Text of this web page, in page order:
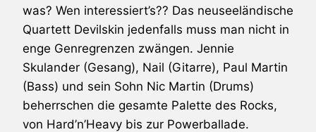
was? Wen interessiert’s?? Das neuseeländische
Quartett Devilskin jedenfalls muss man nicht in
enge Genregrenzen zwängen. Jennie
Skulander (Gesang), Nail (Gitarre), Paul Martin
(Bass) und sein Sohn Nic Martin (Drums)
beherrschen die gesamte Palette des Rocks,
von Hard’n’Heavy bis zur Powerballade.